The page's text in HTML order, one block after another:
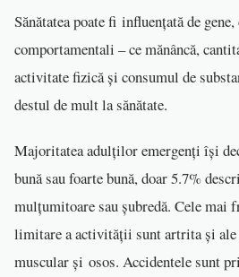
Sănătatea poate fi influențată de
comportamentali – ce mănâncă,
activitate fizică și consumul de
destul de mult la sănătate.
Majoritatea adulților emergenți își
bună sau foarte bună, doar 5.7%
mulțumitoare sau șubredă. Cele mai
limitare a activității sunt artrita și
muscular și osos. Accidentele sunt